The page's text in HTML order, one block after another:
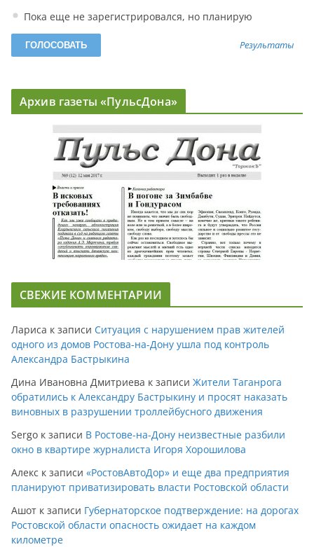
Пока еще не зарегистрировался, но планирую
Результаты
Архив газеты «ПульсДона»
СВЕЖИЕ КОММЕНТАРИИ
Лариса к записи Ситуация с нарушением прав жителей
одного из домов Ростова-на-Дону ушла под контроль
Александра Бастрыкина
Дина Ивановна Дмитриева к записи Жители Таганрога
обратились к Александру Бастрыкину и просят наказать
виновных в разрушении троллейбусного движения
Sergo к записи В Ростове-на-Дону неизвестные разбили
окно в квартире журналиста Игоря Хорошилова
Алекс к записи «РостовАвтоДор» и еще два предприятия
планируют приватизировать власти Ростовской области
Ашот к записи Губернаторское подтверждение: на дорогах
Ростовской области опасность ожидает на каждом
километре